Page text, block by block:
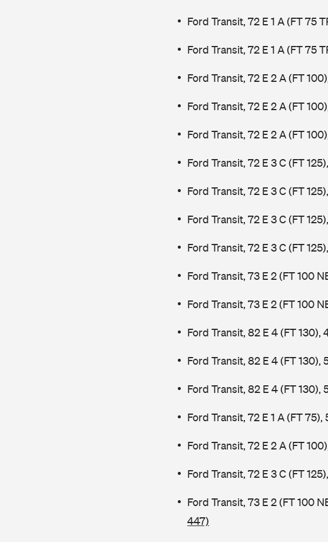
Ford Transit, 72 E 1 A (FT 75
Ford Transit, 72 E 1 A (FT 75
Ford Transit, 72 E 2 A (FT
Ford Transit, 72 E 2 A (FT
Ford Transit, 72 E 2 A (FT
Ford Transit, 72 E 3 C (FT
Ford Transit, 72 E 3 C (FT
Ford Transit, 72 E 3 C (FT
Ford Transit, 72 E 3 C (FT
Ford Transit, 73 E 2 (FT 100
Ford Transit, 73 E 2 (FT 100
Ford Transit, 82 E 4 (FT
Ford Transit, 82 E 4 (FT
Ford Transit, 82 E 4 (FT
Ford Transit, 72 E 1 A (FT
Ford Transit, 72 E 2 A (FT
Ford Transit, 72 E 3 C (FT
Ford Transit, 73 E 2 (FT 100
447)